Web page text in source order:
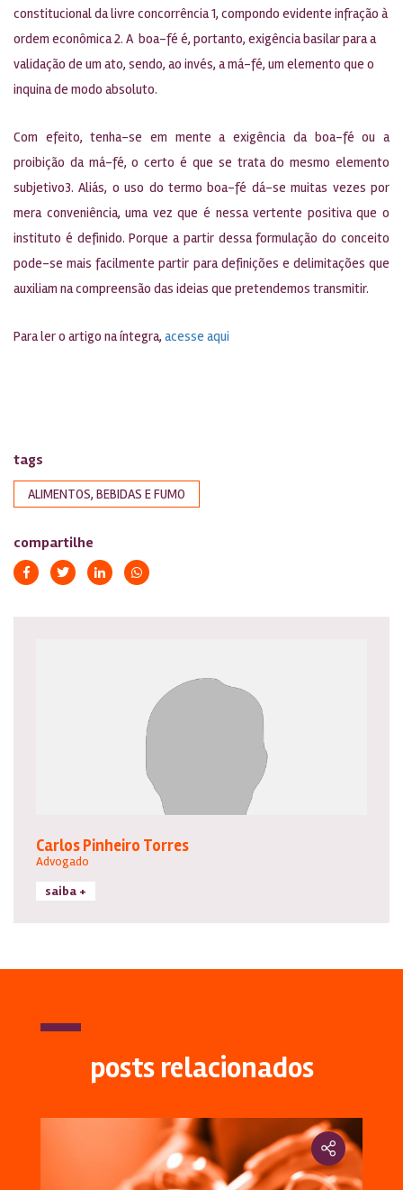
constitucional da livre concorrência 1, compondo evidente infração à
ordem econômica 2. A boa-fé é, portanto, exigência basilar para a
validação de um ato, sendo, ao invés, a má-fé, um elemento que o
inquina de modo absoluto.
Com efeito, tenha-se em mente a exigência da boa-fé ou a
proibição da má-fé, o certo é que se trata do mesmo elemento
subjetivo3. Aliás, o uso do termo boa-fé dá-se muitas vezes por
mera conveniência, uma vez que é nessa vertente positiva que o
instituto é definido. Porque a partir dessa formulação do conceito
pode-se mais facilmente partir para definições e delimitações que
auxiliam na compreensão das ideias que pretendemos transmitir.
Para ler o artigo na íntegra, acesse aqui
tags
ALIMENTOS, BEBIDAS E FUMO
compartilhe
Carlos Pinheiro Torres
Advogado
saiba +
posts relacionados